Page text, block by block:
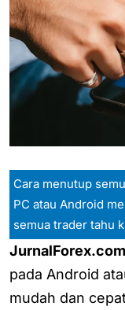
Cara menutup
PC atau Android
semua trader tahu
JurnalForex.com
pada Android
mudah dan